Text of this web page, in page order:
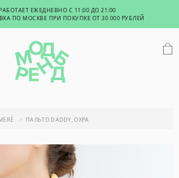
ЕЖЕДНЕВНО С 11:00 ДО 21:00
ПО МОСКВЕ ПРИ ПОКУПКЕ ОТ 30 000 РУБЛЕЙ
ПАЛЬТО DADDY, ОХРА